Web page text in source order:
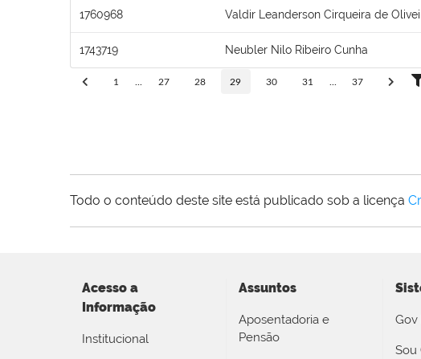
1760968 Valdir Leanderson Cirqueira de
1743719 Neubler Nilo Ribeiro Cunha
1 27 28 29 30 31 37
Todo o conteúdo deste site está publicado sob a licença
Acesso a
Informação
Institucional
Assuntos
Aposentadoria e
Pensão
Gov
Sou